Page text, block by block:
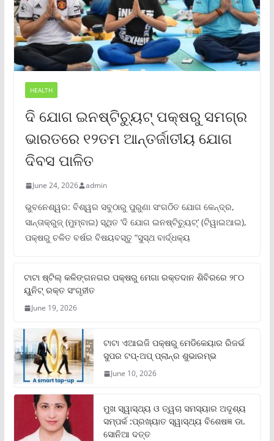
HEALTH
ଦି ଯୋଗ ଇନଷ୍ଟିଚ୍ୟୁଟ୍ ପକ୍ଷରୁ ସମଗ୍ର
ଭାରତରେ ୧୨ତମ ଆନ୍ତର୍ଜାତୀୟ ଯୋଗ
ଦିବସ ପାଳିତ
June 24, 2026 admin
ଭୁବନେଶ୍ୱର: ବିଶ୍ୱର ସବୁଠାରୁ ପୁରୁଣା ସଂଗଠିତ ଯୋଗ କେନ୍ଦ୍ର,
ସାନ୍ତାକ୍ରୁଜ୍ (ମୁମ୍ବାଇ) ସ୍ଥିତ ‘ଦି ଯୋଗ ଇନଷ୍ଟିଚ୍ୟୁଟ୍‌’ (ଟିୱାଇଆଇ),
ପକ୍ଷରୁ ଚଳିତ ବର୍ଷର ବିଷୟବସ୍ତୁ “ସୁସ୍ଥ ବାର୍ଦ୍ଧକ୍ୟ
ଟାଟା ଷ୍ଟିଲ୍‌ କଳିଙ୍ଗନଗର ପକ୍ଷରୁ ମେଗା ରକ୍ତଦାନ ଶିବିରରେ ୨୮୦
ୟୁନିଟ୍‌ ରକ୍ତ ସଂଗୃହୀତ
June 19, 2026
ଟାଟା ଏଆଇଜି ପକ୍ଷରୁ ମେଡିକେୟାର ରିଜର୍ଭ
ସୁପର ଟପ୍‌-ଅପ୍ ପ୍ଲାନ୍‌ର ଶୁଭାରମ୍ଭ
June 10, 2026
ମୁଖ ସ୍ୱାସ୍ଥ୍ୟ ଓ ତ୍ୱଚା ସମସ୍ୟାର ଅଦୃଶ୍ୟ
ସମ୍ପର୍କ :ପ୍ରଖ୍ୟାତ ସ୍ୱାସ୍ଥ୍ୟ ବିଶେଷଜ୍ଞ ଡା.
ସୋନିଆ ଦତ୍ତ